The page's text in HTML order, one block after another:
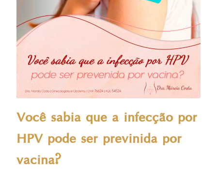
Você sabia que a infecção por
HPV pode ser previnida por
vacina?